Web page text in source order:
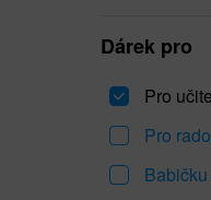
Dárek pro
Pro
Pro
Babičku